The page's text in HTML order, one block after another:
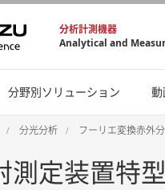
分析計測機器
Analytical and
分野別ソリューション
分光分析 フーリエ変換赤外分
測定装置特